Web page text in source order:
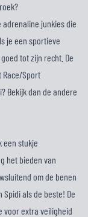
adrenaline junkies die
je een sportieve
tot zijn recht. De
Race/Sport
Bekijk dan de andere
een stukje
het bieden van
om de benen
als de beste! De
voor extra veiligheid